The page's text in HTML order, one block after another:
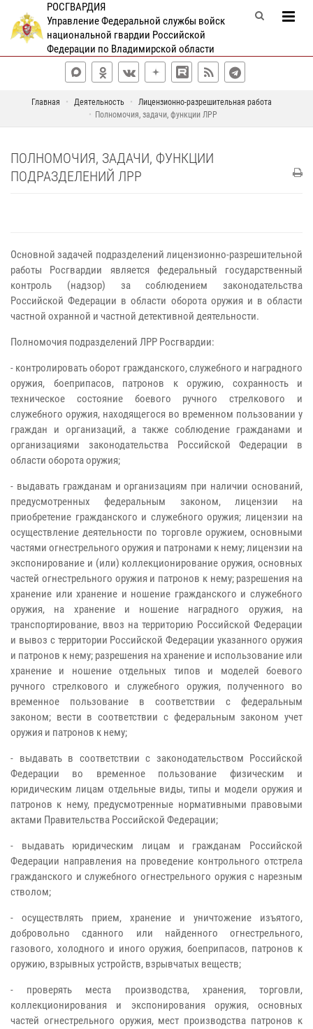
РОСГВАРДИЯ
Управление Федеральной службы войск
национальной гвардии Российской
Федерации по Владимирской области
Главная Деятельность
Лицензионно-разрешительная работа
Полномочия, задачи, функции ЛРР
ПОЛНОМОЧИЯ, ЗАДАЧИ, ФУНКЦИИ
ПОДРАЗДЕЛЕНИЙ ЛРР
Основной задачей подразделений лицензионно-разрешительной
работы Росгвардии является федеральный государственный
контроль (надзор) за соблюдением законодательства
Российской Федерации в области оборота оружия и в области
частной охранной и частной детективной деятельности.
Полномочия подразделений ЛРР Росгвардии:
- контролировать оборот гражданского, служебного и наградного
оружия, боеприпасов, патронов к оружию, сохранность и
техническое состояние боевого ручного стрелкового и
служебного оружия, находящегося во временном пользовании у
граждан и организаций, а также соблюдение гражданами и
организациями законодательства Российской Федерации в
области оборота оружия;
- выдавать гражданам и организациям при наличии оснований,
предусмотренных федеральным законом, лицензии на
приобретение гражданского и служебного оружия; лицензии на
осуществление деятельности по торговле оружием, основными
частями огнестрельного оружия и патронами к нему; лицензии на
экспонирование и (или) коллекционирование оружия, основных
частей огнестрельного оружия и патронов к нему; разрешения на
хранение или хранение и ношение гражданского и служебного
оружия, на хранение и ношение наградного оружия, на
транспортирование, ввоз на территорию Российской Федерации
и вывоз с территории Российской Федерации указанного оружия
и патронов к нему; разрешения на хранение и использование или
хранение и ношение отдельных типов и моделей боевого
ручного стрелкового и служебного оружия, полученного во
временное пользование в соответствии с федеральным
законом; вести в соответствии с федеральным законом учет
оружия и патронов к нему;
- выдавать в соответствии с законодательством Российской
Федерации во временное пользование физическим и
юридическим лицам отдельные виды, типы и модели оружия и
патронов к нему, предусмотренные нормативными правовыми
актами Правительства Российской Федерации;
- выдавать юридическим лицам и гражданам Российской
Федерации направления на проведение контрольного отстрела
гражданского и служебного огнестрельного оружия с нарезным
стволом;
- осуществлять прием, хранение и уничтожение изъятого,
добровольно сданного или найденного огнестрельного,
газового, холодного и иного оружия, боеприпасов, патронов к
оружию, взрывных устройств, взрывчатых веществ;
- проверять места производства, хранения, торговли,
коллекционирования и экспонирования оружия, основных
частей огнестрельного оружия, мест производства патронов к